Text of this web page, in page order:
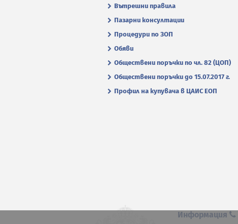
Вътрешни правила
Пазарни консултации
Процедури по ЗОП
Обяви
Обществени поръчки по чл. 82 (ЦОП)
Обществени поръчки до 15.07.2017 г.
Профил на купувача в ЦАИС ЕОП
Информация